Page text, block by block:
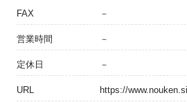
FAX －
営業時間 －
定休日 －
URL https://